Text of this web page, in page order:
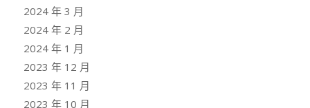
2024 年 3 月
2024 年 2 月
2024 年 1 月
2023 年 12 月
2023 年 11 月
2023 年 10 月